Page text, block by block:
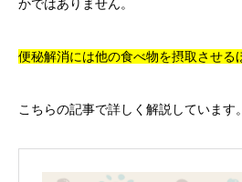
かではありません。
便秘解消には他の食べ物を摂取させる
こちらの記事で詳しく解説しています。